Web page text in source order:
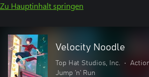
Zu Hauptinhalt springen
Velocity Noodle
Top Hat Studios, Inc. •
Jump ’n’ Run